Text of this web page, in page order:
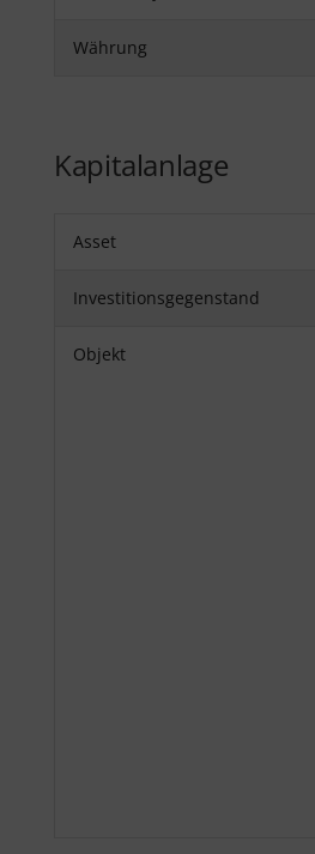
Währung
Kapitalanlage
Asset
Investitionsgegenstand
Objekt